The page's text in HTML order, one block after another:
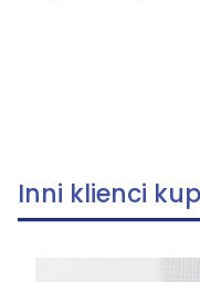
Inni klienci